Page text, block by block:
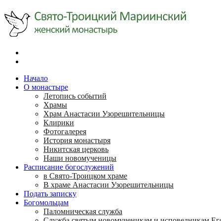
Начало
О монастыре
Летопись событий
Храмы
Храм Анастасии Узорешительницы
Клирики
Фотогалерея
История монастыря
Никитская церковь
Наши новомученицы
Расписание богослужений
в Свято-Троицком храме
В храме Анастасии Узорешительницы
Подать записку
Богомольцам
Паломническая служба